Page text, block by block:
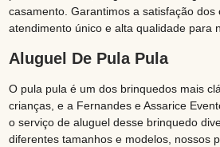
casamento. Garantimos a satisfação dos
atendimento único e alta qualidade para
Aluguel De Pula Pula
O pula pula é um dos brinquedos mais
crianças, e a Fernandes e Assarice
o serviço de aluguel desse brinquedo
diferentes tamanhos e modelos, nossos